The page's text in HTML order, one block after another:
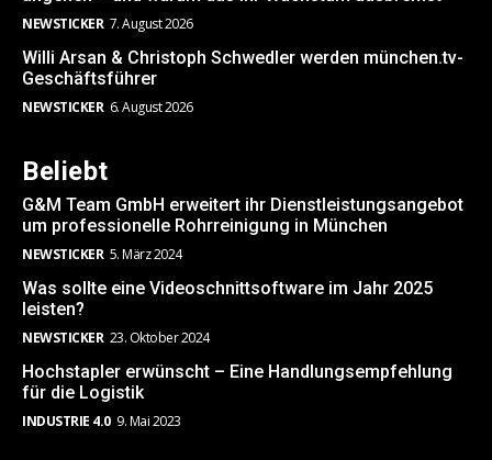
NEWSTICKER 7. August 2026
Willi Arsan & Christoph Schwedler werden münchen.tv-
Geschäftsführer
NEWSTICKER 6. August 2026
Beliebt
G&M Team GmbH erweitert ihr Dienstleistungsangebot
um professionelle Rohrreinigung in München
NEWSTICKER 5. März 2024
Was sollte eine Videoschnittsoftware im Jahr 2025
leisten?
NEWSTICKER 23. Oktober 2024
Hochstapler erwünscht – Eine Handlungsempfehlung
für die Logistik
INDUSTRIE 4.0 9. Mai 2023